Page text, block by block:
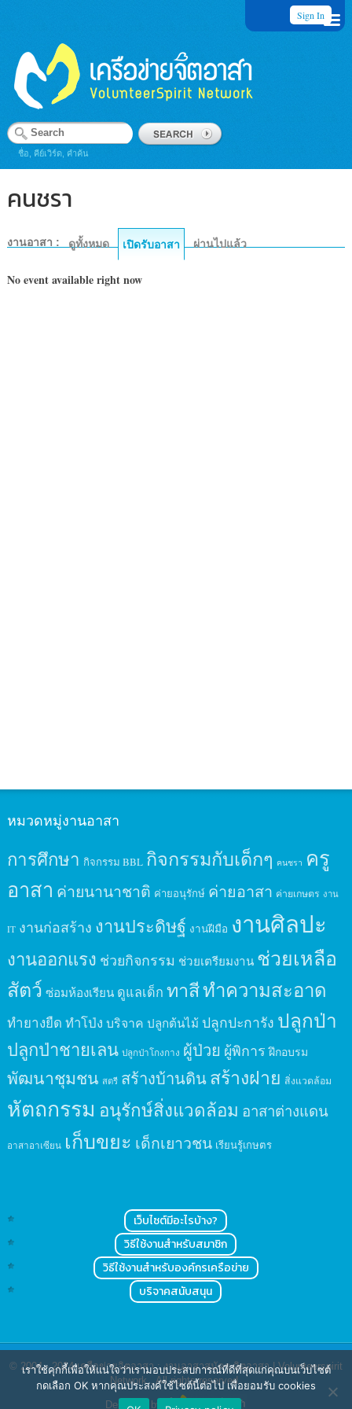
Sign In
ชื่อ, คีย์เวิร์ด, คำค้น
คนชรา
งานอาสา : ดูทั้งหมด เปิดรับอาสา ผ่านไปแล้ว
No event available right now
หมวดหมู่งานอาสา
การศึกษา กิจกรรม BBL กิจกรรมกับเด็กๆ คนชรา ครู
อาสา ค่ายนานาชาติ ค่ายอนุรักษ์ ค่ายอาสา ค่ายเกษตร งาน
IT งานก่อสร้าง งานประดิษฐ์ งานฝีมือ งานศิลปะ
งานออกแรง ช่วยกิจกรรม ช่วยเตรียมงาน ช่วยเหลือ
สัตว์ ซ่อมห้องเรียน ดูแลเด็ก ทาสีทำความสะอาด
ทำยางยืด ทำโป่ง บริจาค ปลูกต้นไม้ ปลูกปะการัง ปลูกป่า
ปลูกป่าชายเลน ปลูกป่าโกงกาง ผู้ป่วย ผู้พิการ ฝึกอบรม
พัฒนาชุมชน สตรี สร้างบ้านดินสร้างฝาย สิ่งแวดล้อม
หัตถกรรม อนุรักษ์สิ่งแวดล้อม อาสาต่างแดน
อาสาอาเซียน เก็บขยะ เด็กเยาวชน เรียนรู้เกษตร
เว็บไซต์มีอะไรบ้าง?
วิธีใช้งานสำหรับสมาชิก
วิธีใช้งานสำหรับองค์กรเครือข่าย
บริจาคสนับสนุน
© 2004 - 2024เครือข่ายจิตอาสา : งานอาสาสมัคร จิตอาสา | Volunteerspirit
Network. All rights reserved.
Designed by
เราใช้คุกกี้เพื่อให้แน่ใจว่าเรามอบประสบการณ์ที่ดีที่สุดแก่คุณบนเว็บไซต์
กดเลือก OK หากคุณประสงค์ใช้ไซต์นี้ต่อไป เพื่อยอมรับ cookies